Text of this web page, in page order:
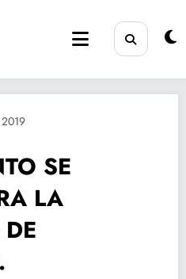
SE
LA